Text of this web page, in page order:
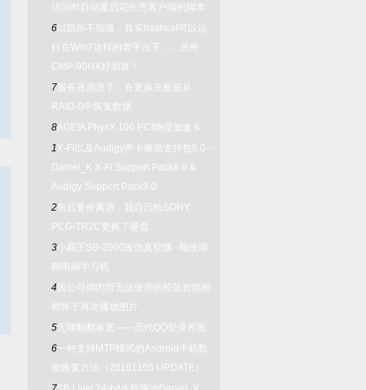
访问时自动重启花生壳客户端的脚本
6 以防你不知道，其实hashcat可以运
行在Win7这样的老平台下……另外
CMP-90HX好划算！
7 服务器崩溃了，在更换主板前从
RAID-0中恢复数据
8AGEIA PhysX 100 PCI物理加速卡
1X-Fi以及Audigy声卡驱动支持包8.0--
Daniel_K X-Fi Support Pack8.0 &
Audigy Support Pack8.0
2售后要价离谱，我自己给SONY
PCG-TR2C更换了硬盘
3小霸王SB-2000改仿真软驱--顺便聊
聊电脑学习机
4 因公司倒闭而无法使用的松鼠智能相
框终于再次播放图片
5无聊翻翻家底——历代QQ登录界面
6一种支持MTP模式的Android手机数
据恢复方法（20161105 UPDATE）